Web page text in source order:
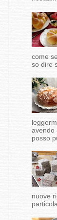
come
so dire
avendo
posso
nuove